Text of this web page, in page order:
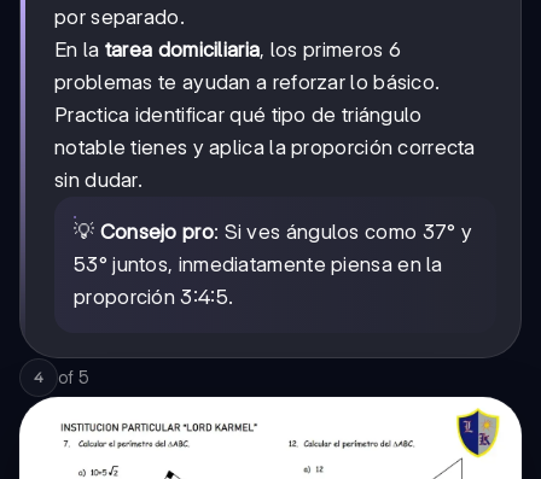
por separado.
En la tarea domiciliaria, los primeros 6
problemas te ayudan a reforzar lo básico.
Practica identificar qué tipo de triángulo
notable tienes y aplica la proporción correcta
sin dudar.
💡 Consejo pro: Si ves ángulos como 37° y
53° juntos, inmediatamente piensa en la
proporción 3:4:5.
4 of 5